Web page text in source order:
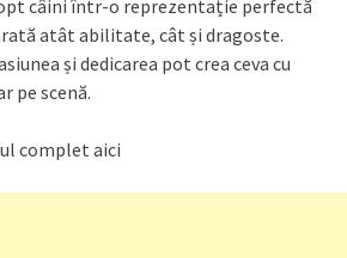
câini într-o reprezentație perfectă
atât abilitate, cât și dragoste.
și dedicarea pot crea ceva cu
pe scenă.
complet aici